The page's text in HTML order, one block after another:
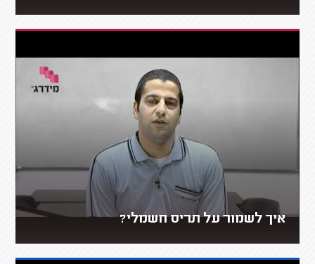
איך לשמור על תריס חשמלי?